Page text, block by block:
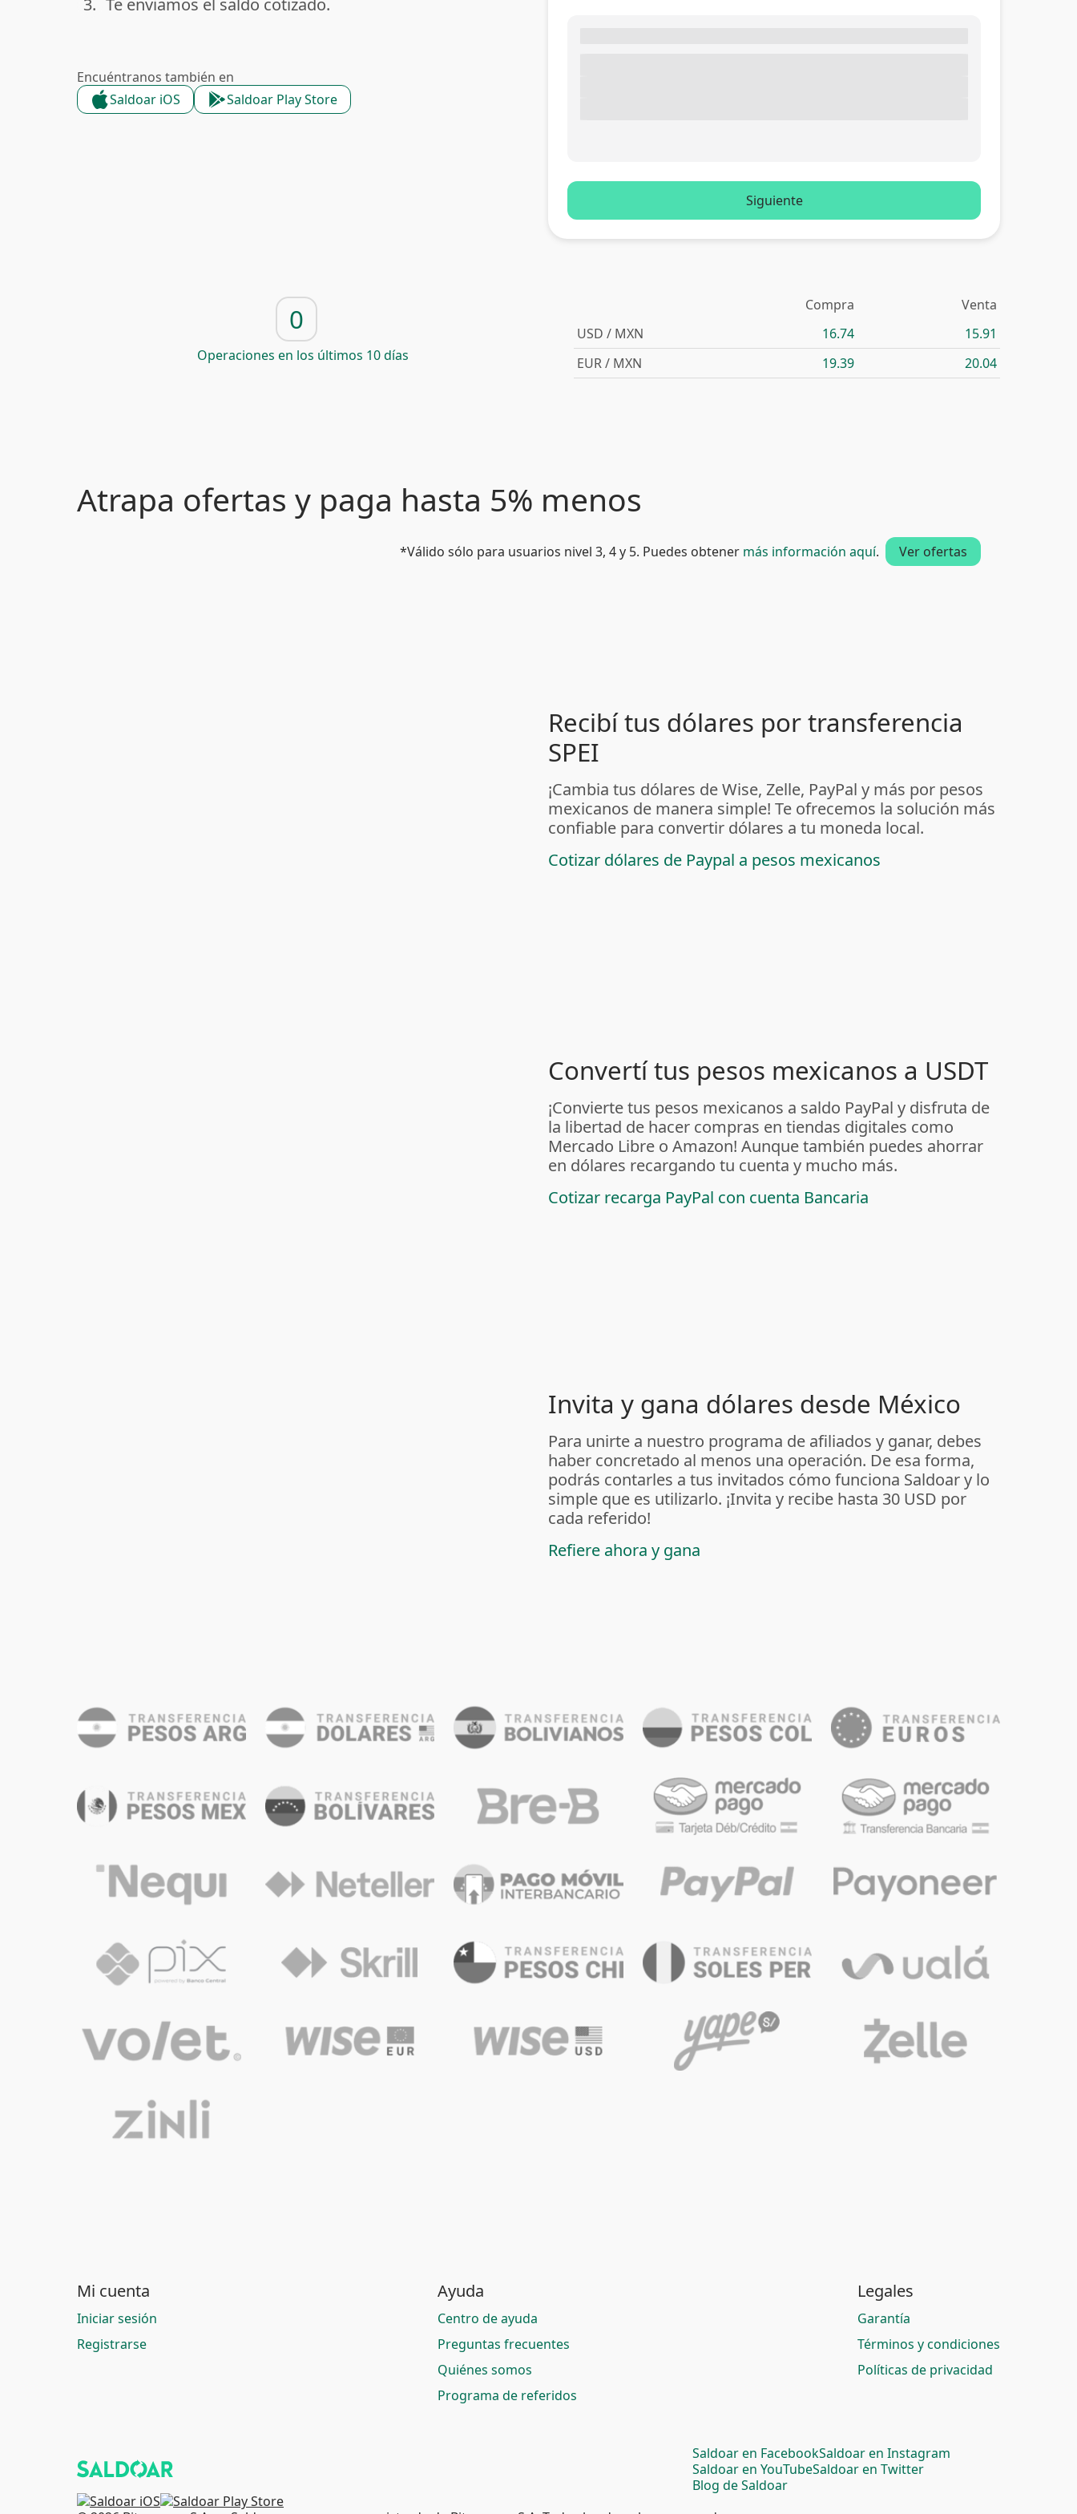
done
3. Te enviamos el saldo cotizado.
Encuéntranos también en
Saldoar iOS
Saldoar Play Store
Siguiente
0
Operaciones en los últimos 10 días
Compra
Venta
USD / MXN
16.74
15.91
EUR / MXN
19.39 20.04
Atrapa ofertas y paga hasta 5% menos
*Válido sólo para usuarios nivel 3, 4 y 5. Puedes obtener más información aquí. Ver ofertas
Recibí tus dólares por transferencia
SPEI
¡Cambia tus dólares de Wise, Zelle, PayPal y más por pesos
mexicanos de manera simple! Te ofrecemos la solución más
confiable para convertir dólares a tu moneda local.
Cotizar dólares de Paypal a pesos mexicanos
Convertí tus pesos mexicanos a USDT
¡Convierte tus pesos mexicanos a saldo PayPal y disfruta de
la libertad de hacer compras en tiendas digitales como
Mercado Libre o Amazon! Aunque también puedes ahorrar
en dólares recargando tu cuenta y mucho más.
Cotizar recarga PayPal con cuenta Bancaria
Invita y gana dólares desde México
Para unirte a nuestro programa de afiliados y ganar, debes
haber concretado al menos una operación. De esa forma,
podrás contarles a tus invitados cómo funciona Saldoar y lo
simple que es utilizarlo. ¡Invita y recibe hasta 30 USD por
cada referido!
Refiere ahora y gana
Mi cuenta
Iniciar sesión
Registrarse
Ayuda
Centro de ayuda
Preguntas frecuentes
Quiénes somos
Programa de referidos
Legales
Garantía
Términos y condiciones
Políticas de privacidad
Saldoar en FacebookSaldoar en Instagram
Saldoar en YouTubeSaldoar en Twitter
Blog de Saldoar